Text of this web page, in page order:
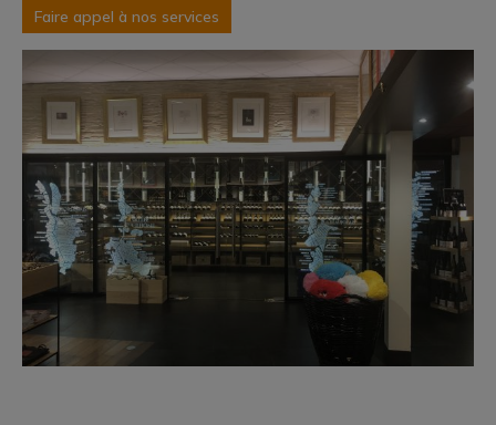
Faire appel à nos services